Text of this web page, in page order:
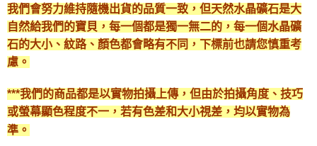
我們會努力維持隨機出貨的品質一致，但天然水晶礦石是大
自然給我們的寶貝，每一個都是獨一無二的，每一個水晶礦
石的大小、紋路、顏色都會略有不同，下標前也請您慎重考
慮。
***我們的商品都是以實物拍攝上傳，但由於拍攝角度、技巧
或螢幕顯色程度不一，若有色差和大小視差，均以實物為
準。